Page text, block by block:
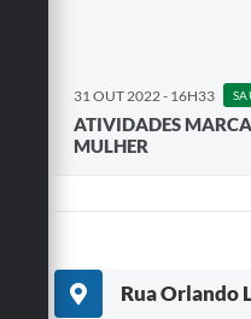
31 OUT 2022 - 16H33
ATIVIDADES
MULHER
Rua Orlando